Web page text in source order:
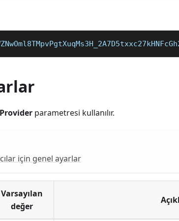
Provider parametresi kullanılır.
için genel ayarlar
Varsayılan
değer